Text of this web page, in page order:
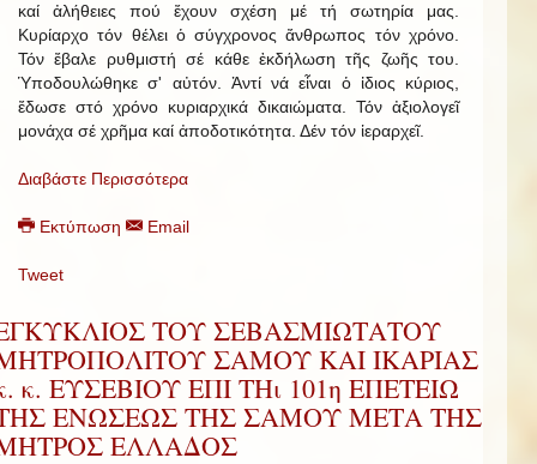
καί ἀλήθειες πού ἔχουν σχέση μέ τή σωτηρία μας.
Κυρίαρχο τόν θέλει ὁ σύγχρονος ἄνθρωπος τόν χρόνο.
Τόν ἔβαλε ρυθμιστή σέ κάθε ἐκδήλωση τῆς ζωῆς του.
Ὑποδουλώθηκε σ' αὐτόν. Ἀντί νά εἶναι ὁ ἰδιος κύριος,
ἔδωσε στό χρόνο κυριαρχικά δικαιώματα. Τόν ἀξιολογεῖ
μονάχα σέ χρῆμα καί ἀποδοτικότητα. Δέν τόν ἱεραρχεῖ.
Διαβάστε Περισσότερα
Εκτύπωση Email
Tweet
ΤΟΥ ΣΕΒΑΣΜΙΩΤΑΤΟΥ
ΣΑΜΟΥ ΚΑΙ ΙΚΑΡΙΑΣ
κ. ΕΥΣΕΒΙΟΥ ΕΠΙ ΤΗι 101η ΕΠΕΤΕΙΩ
ΕΝΩΣΕΩΣ ΤΗΣ ΣΑΜΟΥ ΜΕΤΑ ΤΗΣ
ΕΛΛΑΔΟΣ